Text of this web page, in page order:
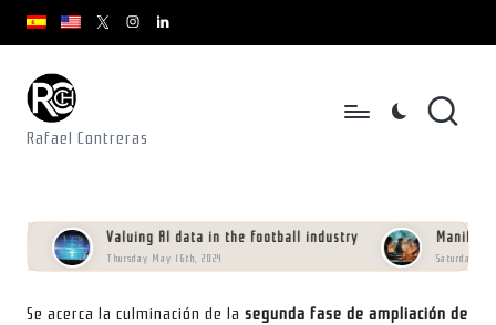
Skip
content
youtube.com
youtube.comx.com/rafacontrerasch
instagram.com
youtube.com
Rafael Contreras
Valuing AI data in the football industry
Thursday May 16th, 2024
Manifiesto
Saturday February
Se acerca la culminación de la segunda fase de ampliación de